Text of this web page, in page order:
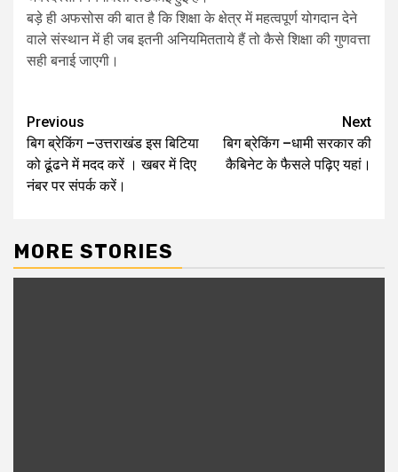
बड़े ही अफसोस की बात है कि शिक्षा के क्षेत्र में महत्वपूर्ण योगदान देने
वाले संस्थान में ही जब इतनी अनियमितताये हैं तो कैसे शिक्षा की गुणवत्ता
सही बनाई जाएगी।
Post
navigation
Previous
बिग ब्रेकिंग –उत्तराखंड इस बिटिया
को ढूंढने में मदद करें । खबर में दिए
नंबर पर संपर्क करें।
Next
बिग ब्रेकिंग –धामी सरकार की
कैबिनेट के फैसले पढ़िए यहां।
MORE STORIES